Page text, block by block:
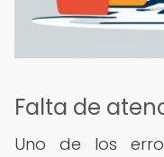
Falta de
Uno de los